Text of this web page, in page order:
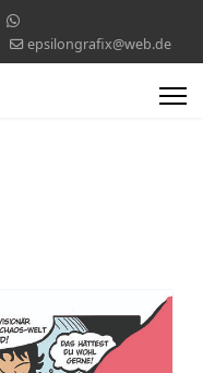
epsilongrafix@web.de